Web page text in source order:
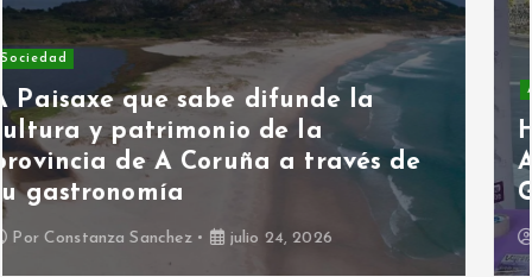
Asociaciones
Hoy hablamos con Asociación
ALMA contra la Violencia de
Género
PorMaria Izquierdo julio 15, 2026